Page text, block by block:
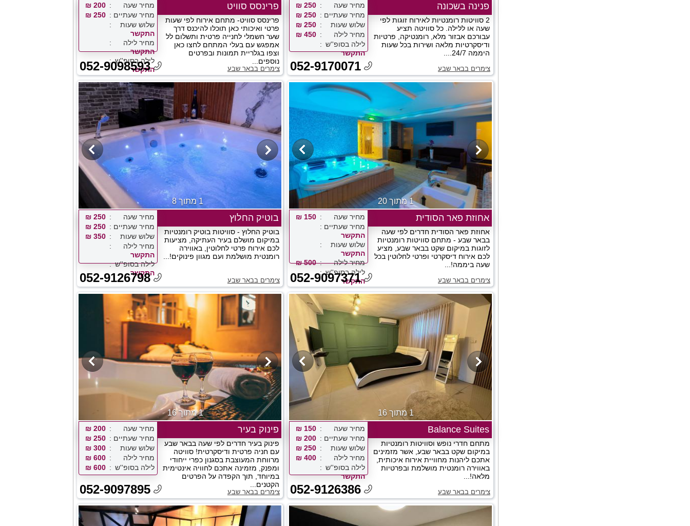
פנינה בשכונה
2 סוויטות רומנטיות לאירוח זוגות לפי
שעה או ללילה. כל סוויטה תציע
עבורכם אבזור מלא, רומנטיקה, פרטיות
ודיסקרטיות מלאה ושירות בכל שעות
היממה 24/7....
צימרים בבאר שבע
מחיר שעה
250 ₪
מחיר שעתיים
250 ₪
שלוש שעות
250 ₪
מחיר לילה
450 ₪
לילה בסופ''ש
התקשר
052-9170071
פרינסס סוויט
פרינסס סוויט- מתחם אירוח לפי שעות
פרטי ואיכותי כאן תוכלו להיכנס דרך
שער חשמלי לחנייה פרטית ותשלום לל
אמפגש עם בעלי המתחם לחצו כאן
וצפו בגלריית תמונות ובפרטים
נוספים...
צימרים בבאר שבע
מחיר שעה
200 ₪
מחיר שעתיים
250 ₪
שלוש שעות
התקשר
מחיר לילה
התקשר
לילה בסופ''ש
התקשר
052-9098593
1 מתוך 20
אחוזת פאר הסודית
אחוזת פאר הסודית חדרים לפי שעה
בבאר שבע - מתחם סוויטות רומנטיות
לזוגות במיקום שקט בבאר שבע, מציע
לכם אירוח דיסקרטי ופרטי לחלוטין בכל
שעה ביממה!...
צימרים בבאר שבע
מחיר שעה
150 ₪
מחיר שעתיים
התקשר
שלוש שעות
התקשר
מחיר לילה
500 ₪
לילה בסופ''ש
התקשר
052-9097371
1 מתוך 8
בוטיק החלוץ
בוטיק החלוץ - סוויטות בוטיק רומנטיות
במיקום מושלם בעיר העתיקה, מציעות
לכם אירוח פרטי לחלוטין, באווירה
רומנטית מושלמת ועם מגוון פינוקים!...
צימרים בבאר שבע
מחיר שעה
250 ₪
מחיר שעתיים
250 ₪
שלוש שעות
350 ₪
מחיר לילה
התקשר
לילה בסופ''ש
התקשר
052-9126798
1 מתוך 16
Balance Suites
מתחם חדרי נופש וסוויטות רומנטיות
במיקום שקט בבאר שבע, אשר מזמינים
אתכם ליהנות מחוויית אירוח איכותית,
באווירה רומנטית מושלמת ובפרטיות
מלאה!...
צימרים בבאר שבע
מחיר שעה
150 ₪
מחיר שעתיים
200 ₪
שלוש שעות
250 ₪
מחיר לילה
400 ₪
לילה בסופ''ש
התקשר
052-9126386
1 מתוך 16
פינוק בעיר
פינוק בעיר חדרים לפי שעה בבאר שבע
עם חניה פרטית ודיסקרטית! סוויטה
מרווחת המעוצבת בסגנון כפרי ייחודי
ומפנק, מזמינה אתכם לחוויה אינטימית
במיוחד, תוך הקפדה על הפרטים
הקטנים...
צימרים בבאר שבע
מחיר שעה
200 ₪
מחיר שעתיים
250 ₪
שלוש שעות
300 ₪
מחיר לילה
600 ₪
לילה בסופ''ש
600 ₪
052-9097895